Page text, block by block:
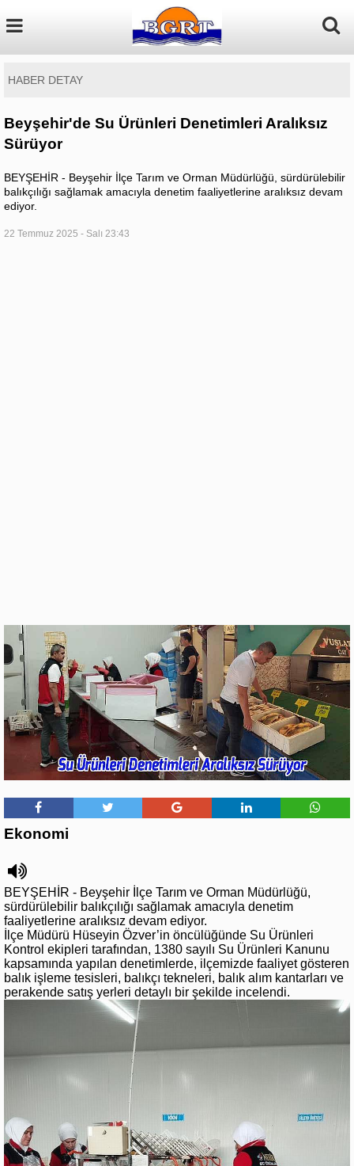
HABER DETAY
Beyşehir'de Su Ürünleri Denetimleri Aralıksız
Sürüyor
BEYŞEHİR - Beyşehir İlçe Tarım ve Orman Müdürlüğü, sürdürülebilir
balıkçılığı sağlamak amacıyla denetim faaliyetlerine aralıksız devam
ediyor.
22 Temmuz 2025 - Salı 23:43
Ekonomi
BEYŞEHİR - Beyşehir İlçe Tarım ve Orman Müdürlüğü,
sürdürülebilir balıkçılığı sağlamak amacıyla denetim
faaliyetlerine aralıksız devam ediyor.
İlçe Müdürü Hüseyin Özver’in öncülüğünde Su Ürünleri
Kontrol ekipleri tarafından, 1380 sayılı Su Ürünleri Kanunu
kapsamında yapılan denetimlerde, ilçemizde faaliyet gösteren
balık işleme tesisleri, balıkçı tekneleri, balık alım kantarları ve
perakende satış yerleri detaylı bir şekilde incelendi.